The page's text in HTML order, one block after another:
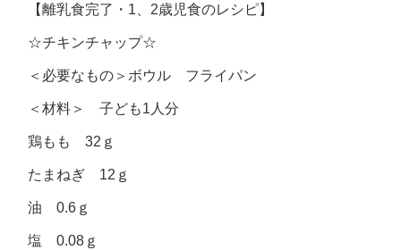
【離乳食完了・1、2歳児食のレシピ】
☆チキンチャップ☆
＜必要なもの＞ボウル フライパン
＜材料＞ 子ども1人分
鶏もも 32ｇ
たまねぎ 12ｇ
油 0.6ｇ
塩 0.08ｇ